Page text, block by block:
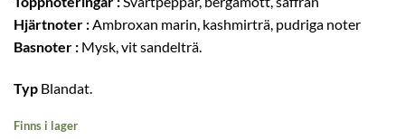
Hjärtnoter :Ambroxan marin, kashmirträ, pudriga noter
Basnoter : Mysk, vit sandelträ.
Typ Blandat.
Finns i lager